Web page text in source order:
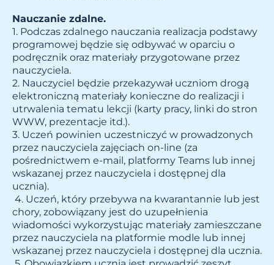
Nauczanie zdalne.
1. Podczas zdalnego nauczania realizacja podstawy
programowej będzie się odbywać w oparciu o
podręcznik oraz materiały przygotowane przez
nauczyciela.
2. Nauczyciel będzie przekazywał uczniom drogą
elektroniczną materiały konieczne do realizacji i
utrwalenia tematu lekcji (karty pracy, linki do stron
WWW, prezentacje itd.).
3. Uczeń powinien uczestniczyć w prowadzonych
przez nauczyciela zajęciach on-line (za
pośrednictwem e-mail, platformy Teams lub innej
wskazanej przez nauczyciela i dostępnej dla
ucznia).
4. Uczeń, który przebywa na kwarantannie lub jest
chory, zobowiązany jest do uzupełnienia
wiadomości wykorzystując materiały zamieszczane
przez nauczyciela na platformie modle lub innej
wskazanej przez nauczyciela i dostępnej dla ucznia.